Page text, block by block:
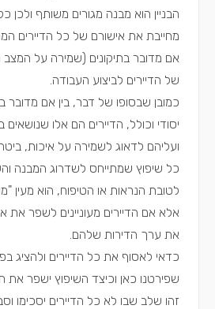
הבניין הוא מבנה מגורים משותף
מחייבת את אישורם של כל הדיירים
אם מדובר בתיקונים (שמירה על המצב
של הדיירים לביצוע העבודה.
כמובן שבסופו של דבר, בין אם מדובר
יסודי וכולל, הדיירים הם אלו שנושאים
ועליהם לדאוג לשמירה על איכות,
כל שיפוץ שמתייחס לשדרוג המבנה
לטובת הנראות או הטיפוח, הוא מעין
אלא אם הדיירים מעוניינים לשפר את
את ערך הדירות שלהם.
כדאי לאסוף את כל הדיירים ולהציג
שפירטנו כאן וכיצד השיפוץ ישפר את
זהו שלב שבו לא כל הדיירים יסכימו